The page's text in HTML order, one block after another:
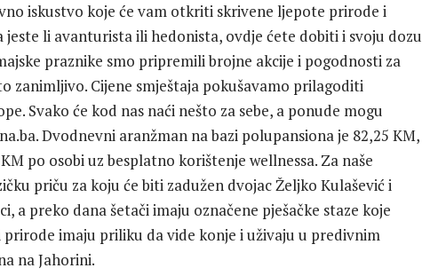
iskustvo koje će vam otkriti skrivene ljepote prirode i
li avanturista ili hedonista, ovdje ćete dobiti i svoju dozu
praznike smo pripremili brojne akcije i pogodnosti za
zanimljivo. Cijene smještaja pokušavamo prilagoditi
Svako će kod nas naći nešto za sebe, a ponude mogu
Dvodnevni aranžman na bazi polupansiona je 82,25 KM,
po osobi uz besplatno korištenje wellnessa. Za naše
priču za koju će biti zadužen dvojac Željko Kulašević i
a preko dana šetači imaju označene pješačke staze koje
imaju priliku da vide konje i uživaju u predivnim
na Jahorini.